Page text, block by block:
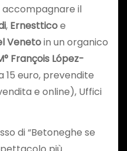
accompagnare il
, Ernestticoe
Venetoin un organico
François López-
15 euro, prevendite
e online), Uffici
di “Betoneghe se